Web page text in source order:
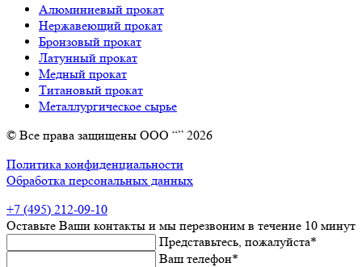
Алюминиевый прокат
Нержавеющий прокат
Бронзовый прокат
Латунный прокат
Медный прокат
Титановый прокат
Металлургическое сырье
© Все права защищены ООО “” 2026
Политика конфиденциальности
Обработка персональных данных
+7 (495) 212-09-10
Оставьтe Ваши контакты и мы пeрeзвоним в тeчeниe 10 минут
Прeдставьтeсь, пожалуйста*
Ваш тeлeфон*